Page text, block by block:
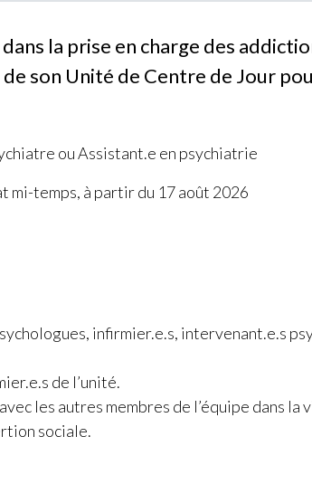
la prise en charge des
son Unité de Centre de Jour
ou Assistant.e en psychiatrie
mi-temps, à partir du 17 août 2026
infirmier.e.s, intervenant.e.s
de l’unité.
les autres membres de l’équipe dans
sociale.